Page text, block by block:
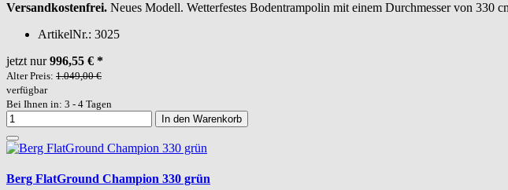
Versandkostenfrei. Neues Modell. Wetterfestes Bodentrampolin mit einem Durchmesser von 330
ArtikelNr.: 3025
jetzt nur996,55 € *
Alter Preis: 1.049,00 €
verfügbar
Bei Ihnen in: 3 - 4 Tagen
In den Warenkorb
Berg FlatGround Champion 330 grün